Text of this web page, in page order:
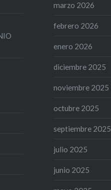
marzo 2026
febrero 2026
enero 2026
diciembre 2025
noviembre 2025
octubre 2025
septiembre 2025
julio 2025
junio 2025